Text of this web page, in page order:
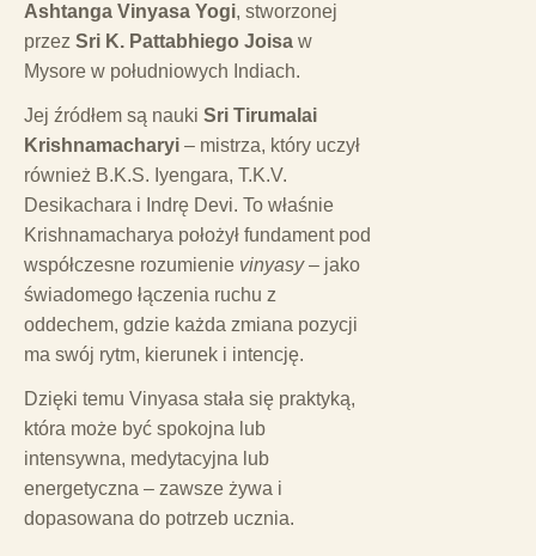
Ashtanga Vinyasa Yogi, stworzonej
przez Sri K. Pattabhiego Joisa w
Mysore w południowych Indiach.
Jej źródłem są nauki Sri Tirumalai
Krishnamacharyi – mistrza, który uczył
również B.K.S. Iyengara, T.K.V.
Desikachara i Indrę Devi. To właśnie
Krishnamacharya położył fundament pod
współczesne rozumienie vinyasy– jako
świadomego łączenia ruchu z
oddechem, gdzie każda zmiana pozycji
ma swój rytm, kierunek i intencję.
Dzięki temu Vinyasa stała się praktyką,
która może być spokojna lub
intensywna, medytacyjna lub
energetyczna – zawsze żywa i
dopasowana do potrzeb ucznia.